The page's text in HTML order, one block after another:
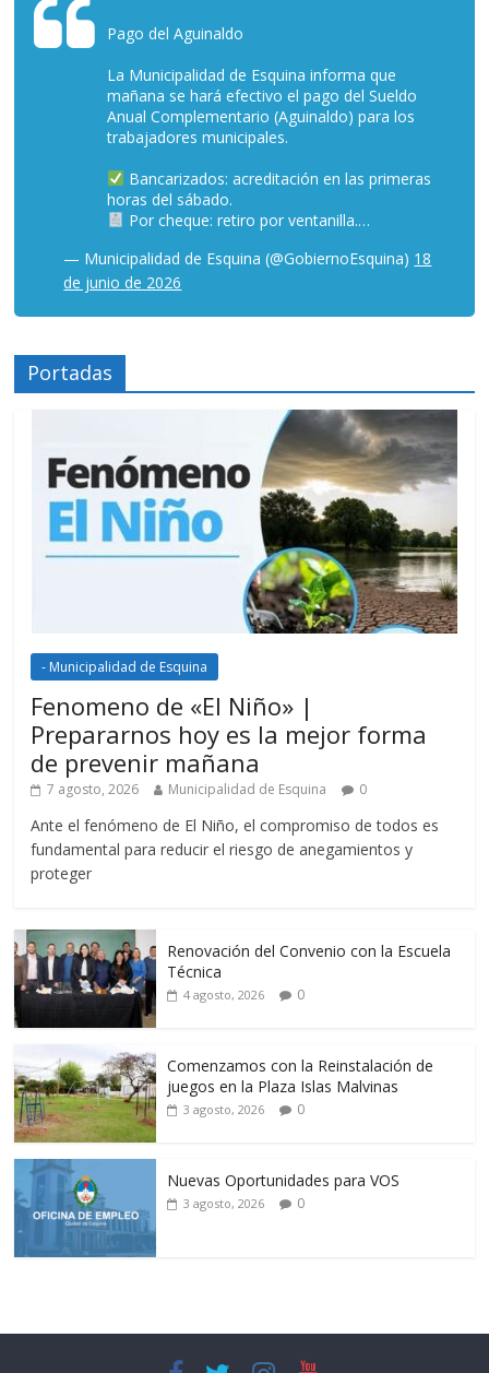
Pago del Aguinaldo
La Municipalidad de Esquina informa que
mañana se hará efectivo el pago del Sueldo
Anual Complementario (Aguinaldo) para los
trabajadores municipales.
Bancarizados: acreditación en las primeras
horas del sábado.
Por cheque: retiro por ventanilla.…
— Municipalidad de Esquina (@GobiernoEsquina) 18
de junio de 2026
Portadas
- Municipalidad de Esquina
Fenomeno de «El Niño» |
Prepararnos hoy es la mejor forma
de prevenir mañana
7 agosto, 2026 Municipalidad de Esquina 0
Ante el fenómeno de El Niño, el compromiso de todos es
fundamental para reducir el riesgo de anegamientos y
proteger
Renovación del Convenio con la Escuela
Técnica
4 agosto, 2026 0
Comenzamos con la Reinstalación de
juegos en la Plaza Islas Malvinas
3 agosto, 2026 0
Nuevas Oportunidades para VOS
3 agosto, 2026 0